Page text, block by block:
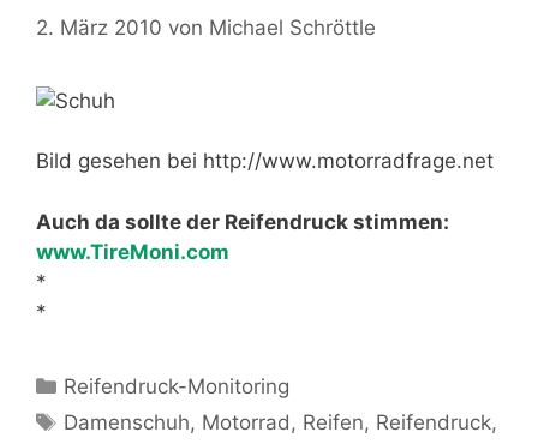
2. März 2010 von Michael Schröttle
Bild gesehen bei http://www.motorradfrage.net
Auch da sollte der Reifendruck stimmen:
www.TireMoni.com
*
*
Kategorien
Reifendruck-Monitoring
Schlagwörter
Damenschuh, Motorrad , Reifen, Reifendruck,